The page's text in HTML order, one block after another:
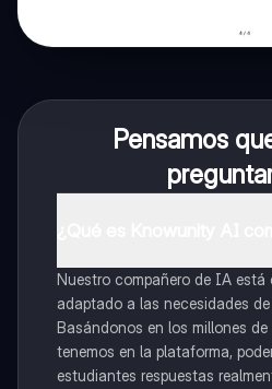
Pensamos
Nuestro compañero de IA está
adaptado a las necesidades
Basándonos en los millones
tenemos en la plataforma,
estudiantes respuestas